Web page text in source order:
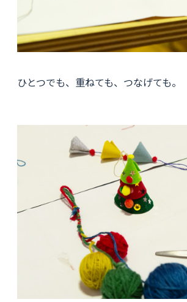
ひとつでも、重ねても、つなげても。